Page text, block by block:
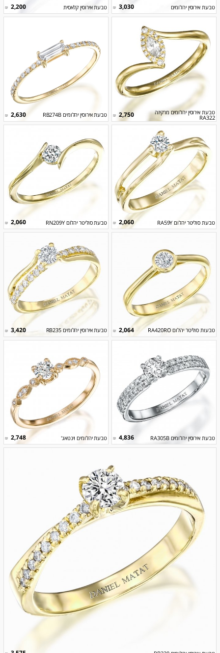
טבעת אירוסין יהלומים 3,030
₪ טבעת אירוסין קלאסית 2,200
₪
טבעת אירוסין יהלומים מרקיזה
RA322
2,750
₪ טבעת אירוסין יהלומים RB274B 2,630
₪
טבעת סוליטר יהלום RA59Y 2,060
₪ טבעת סוליטר יהלום RN209Y 2,060
₪
טבעות סוליטר יהלום RA420RO 2,064
₪ טבעת אירוסין יהלומים RB235 3,420
₪
טבעת אירוסין יהלומים RA305B 4,836
₪ טבעת יהלומים וינטאג' 2,748
₪